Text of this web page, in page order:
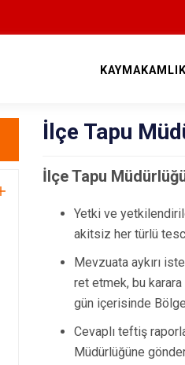
KAYMAKAMLIK
İlçe Tapu
İlçe Tapu
Yetki ve
akitsiz her türlü
Mevzuata aykırı
ret etmek, bu
gün içerisinde
Cevaplı teftiş
Müdürlüğüne